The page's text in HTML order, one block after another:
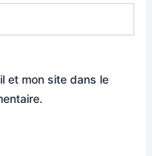
et mon site dans le